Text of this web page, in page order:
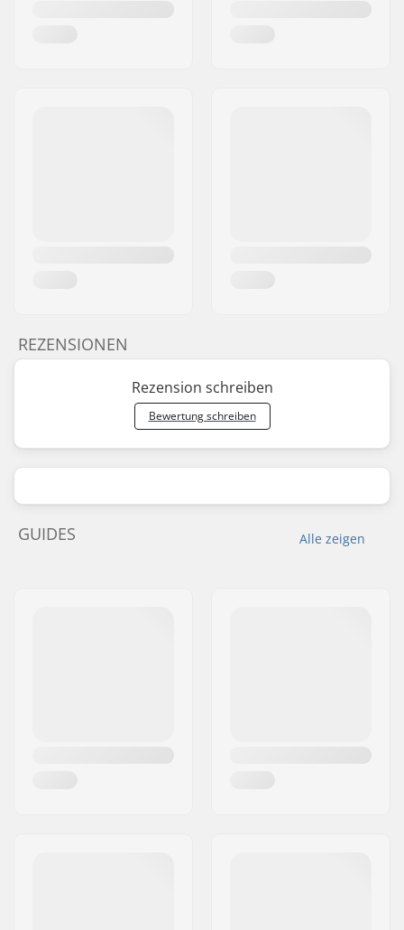
REZENSIONEN
Rezension schreiben
Bewertung schreiben
Alle zeigen
GUIDES